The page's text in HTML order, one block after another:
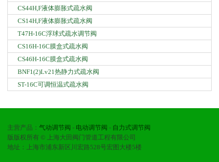
CS44H,F液体膨胀式疏水阀
CS14H,F液体膨胀式疏水阀
T47H-16C浮球式疏水调节阀
CS16H-16C膜盒式疏水阀
CS46H-16C膜盒式疏水阀
BNF1(2)Lv21热静力式疏水阀
ST-16C可调恒温式疏水阀
主营产品： 气动调节阀 - 电动调节阀 - 自力式调节阀
版版权所有 © 上海大田阀门管道工程有限公司
地址：上海市浦东新区川宏路528号宏图大楼5楼